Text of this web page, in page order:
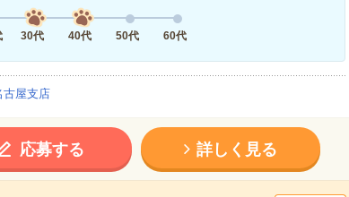
30代 40代 50代 60代
古屋支店
応募する 詳しく見る